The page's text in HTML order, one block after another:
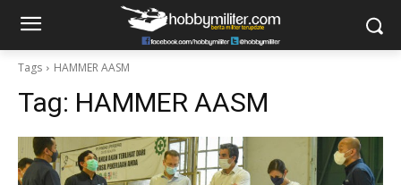
Tags HAMMER AASM
Tag: HAMMER AASM